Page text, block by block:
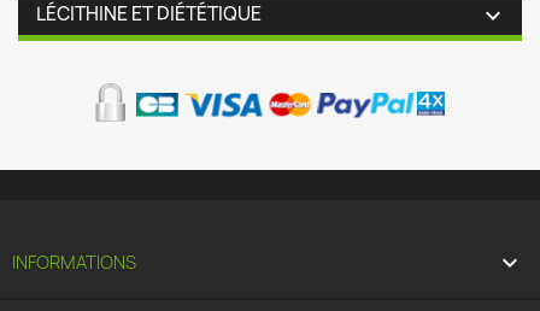
LÉCITHINE ET DIÉTÉTIQUE 
INFORMATIONS 